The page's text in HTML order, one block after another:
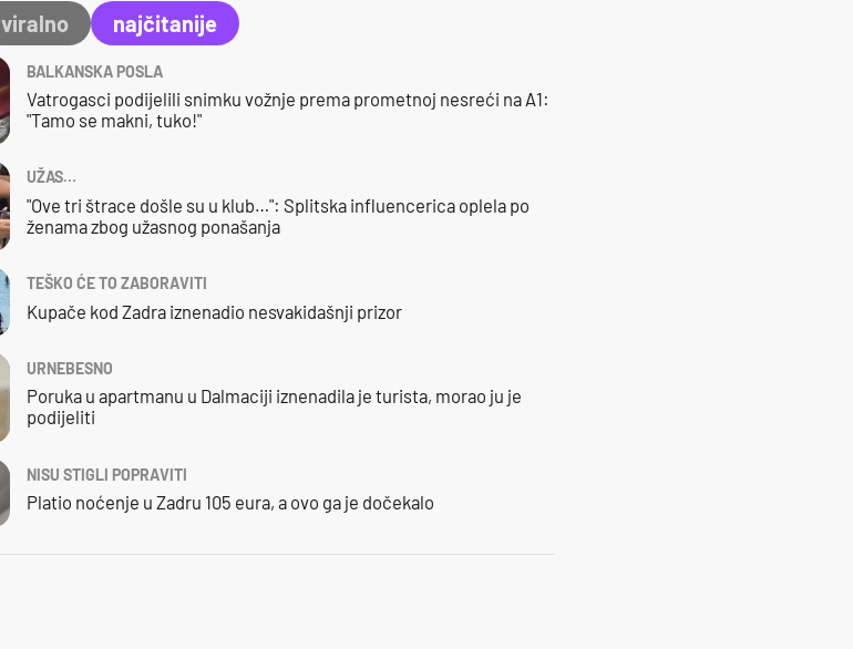
viralno najčitanije
BALKANSKA POSLA
Vatrogasci podijelili snimku vožnje prema prometnoj nesreći na A1:
"Tamo se makni, tuko!"
UŽAS…
"Ove tri štrace došle su u klub…": Splitska influencerica oplela po
ženama zbog užasnog ponašanja
TEŠKO ĆE TO ZABORAVITI
Kupače kod Zadra iznenadio nesvakidašnji prizor
URNEBESNO
Poruka u apartmanu u Dalmaciji iznenadila je turista, morao ju je
podijeliti
NISU STIGLI POPRAVITI
Platio noćenje u Zadru 105 eura, a ovo ga je dočekalo